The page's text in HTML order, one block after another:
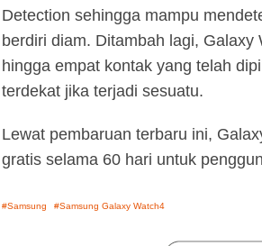
Detection sehingga mampu
berdiri diam. Ditambah lagi,
hingga empat kontak yang telah
terdekat jika terjadi sesuatu.
Lewat pembaruan terbaru ini,
gratis selama 60 hari untuk
Samsung Samsung Galaxy Watch4